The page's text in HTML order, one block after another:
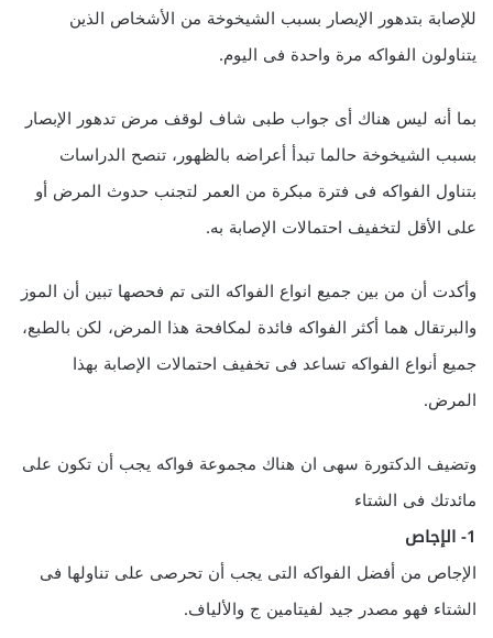
للإصابة بتدهور الإبصار بسبب الشيخوخة من الأشخاص الذين
يتناولون الفواكه مرة واحدة فى اليوم.
بما أنه ليس هناك أى جواب طبى شاف لوقف مرض تدهور الإبصار
بسبب الشيخوخة حالما تبدأ أعراضه بالظهور، تنصح الدراسات
بتناول الفواكه فى فترة مبكرة من العمر لتجنب حدوث المرض أو
على الأقل لتخفيف احتمالات الإصابة به.
وأكدت أن من بين جميع انواع الفواكه التى تم فحصها تبين أن الموز
والبرتقال هما أكثر الفواكه فائدة لمكافحة هذا المرض، لكن بالطبع،
جميع أنواع الفواكه تساعد فى تخفيف احتمالات الإصابة بهذا
المرض.
وتضيف الدكتورة سهى ان هناك مجموعة فواكه يجب أن تكون على
مائدتك فى الشتاء
1- الإجاص
الإجاص من أفضل الفواكه التى يجب أن تحرصى على تناولها فى
الشتاء فهو مصدر جيد لفيتامين ج والألياف.